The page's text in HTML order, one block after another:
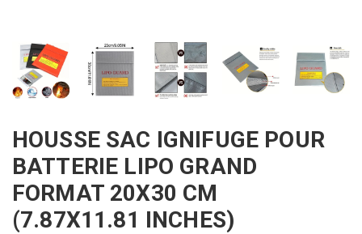
HOUSSE SAC IGNIFUGE POUR
BATTERIE LIPO GRAND
FORMAT 20X30 CM
(7.87X11.81 INCHES)